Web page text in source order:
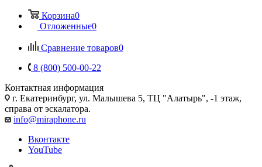
Корзина0
Отложенные0
Сравнение товаров0
8 (800) 500-00-22
Контактная информация
г. Екатеринбург, ул. Малышева 5, ТЦ "Алатырь", -1 этаж,
справа от эскалатора.
info@miraphone.ru
Вконтакте
YouTube